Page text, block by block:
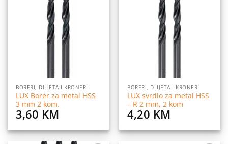
BORERI, DLIJETA I KRONERI
LUX Borer za metal HSS
3 mm 2 kom.
3,60 KM
BORERI, DLIJETA I KRONERI
LUX svrdlo za metal HSS
– R 2 mm, 2 kom
4,20 KM